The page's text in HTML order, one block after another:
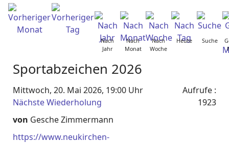
Nach
Jahr
Nach
Monat
Nach
Woche
Heute Suche
Sportabzeichen 2026
Mittwoch, 20. Mai 2026, 19:00 Uhr
Nächste Wiederholung
Aufrufe :
1923
von Gesche Zimmermann
https://www.neukirchen-